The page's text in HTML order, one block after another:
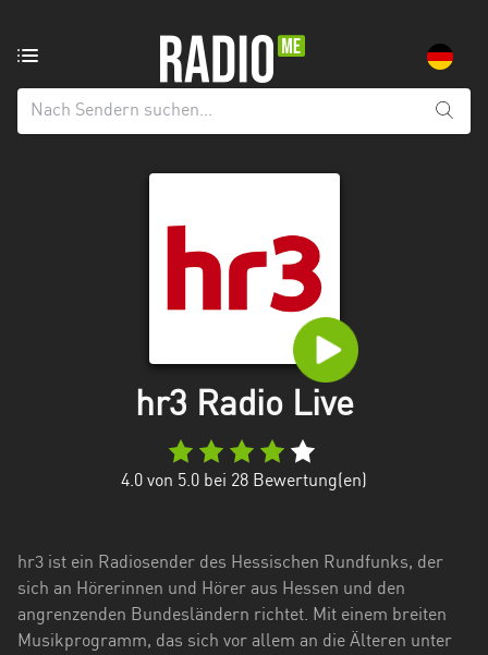
aus:
Alle
Niedersachsen
hr3 Radio Live
4.0 von 5.0 bei 28 Bewertung(en)
hr3 ist ein Radiosender des Hessischen Rundfunks, der
sich an Hörerinnen und Hörer aus Hessen und den
angrenzenden Bundesländern richtet. Mit einem breiten
Musikprogramm, das sich vor allem an die Älteren unter